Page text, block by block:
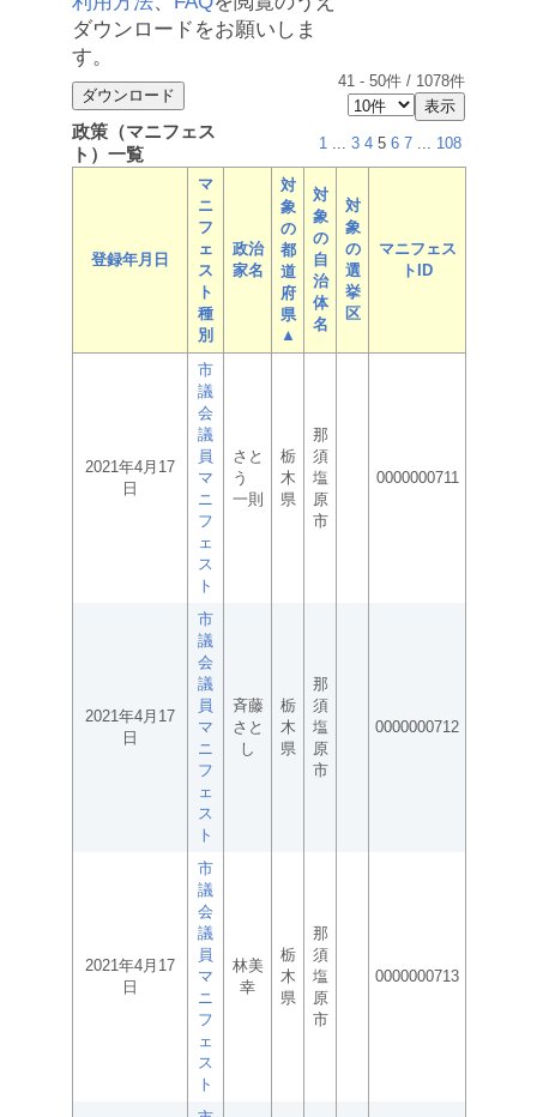
ダウンロードをお願いしま
す。
41 - 50件 / 1078件
政策（マニフェス
ト）一覧
1 ... 3 4 5 6 7 ... 108
登録年月日
マ
ニ
フ
ェ
ス
ト
種
別
政治
家名
対
象
の
都
道
府
県
▲
対
象
の
自
治
体
名
対
象
の
選
挙
区
マニフェス
トID
2021年4月17
日
市
議
会
議
員
マ
ニ
フ
ェ
ス
ト
さと
う
一則
栃
木
県
那
須
塩
原
市
0000000711
2021年4月17
日
市
議
会
議
員
マ
ニ
フ
ェ
ス
ト
斉藤
さと
し
栃
木
県
那
須
塩
原
市
0000000712
2021年4月17
日
市
議
会
議
員
マ
ニ
フ
ェ
ス
ト
林美
幸
栃
木
県
那
須
塩
原
市
0000000713